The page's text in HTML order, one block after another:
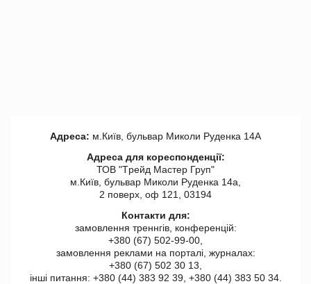
Адреса: м.Київ, бульвар Миколи Руденка 14А
Адреса для кореспонденції:
ТОВ "Tрейд Мастер Груп"
м.Київ, бульвар Миколи Руденка 14а,
2 поверх, оф 121, 03194
Контакти для:
замовлення треннгів, конференцій:
+380 (67) 502-99-00,
замовлення реклами на порталі, журналах:
+380 (67) 502 30 13,
інші питання: +380 (44) 383 92 39, +380 (44) 383 50 34.